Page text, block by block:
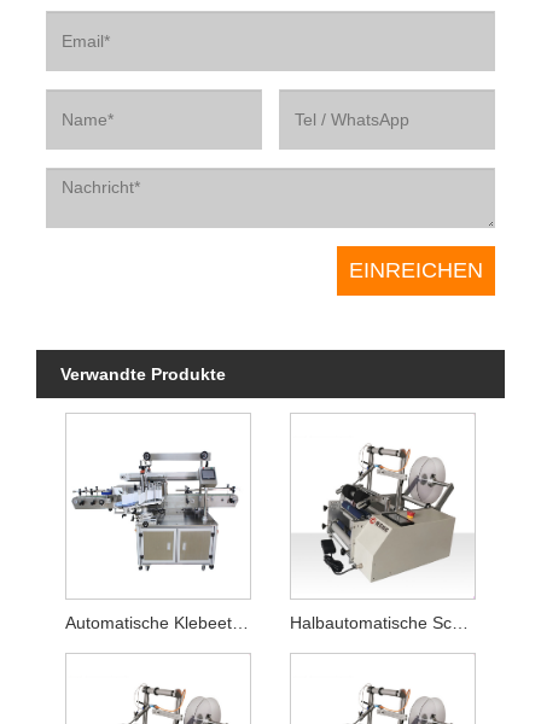
Verwandte Produkte
Automatische Klebeetikettiermaschine Halbautomatische Schlauchetikettiermaschine